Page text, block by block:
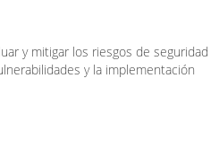
y mitigar los riesgos de seguridad
y la implementación